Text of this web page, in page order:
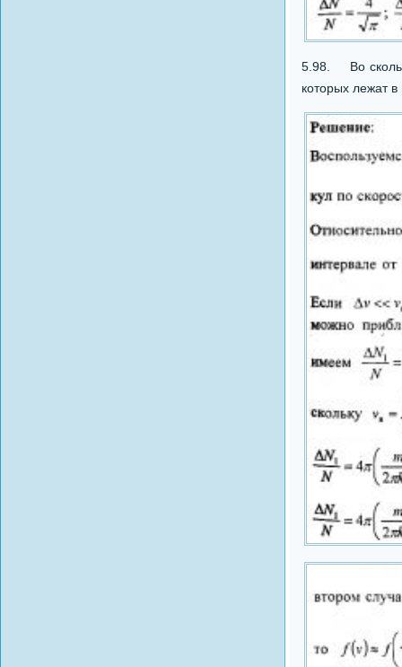
5.98. Во
которых лежат